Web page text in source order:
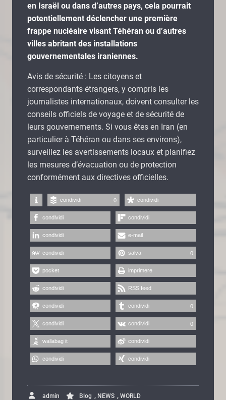
en Israël ou dans d’autres pays, cela pourrait
potentiellement déclencher une première
frappe nucléaire visant Téhéran ou d’autres
villes abritant des installations
gouvernementales iraniennes.
Avis de sécurité : Les citoyens et
correspondants étrangers, y compris les
journalistes internationaux, doivent consulter les
conseils officiels de voyage et de sécurité de
leurs gouvernements. Si vous êtes en Iran (en
particulier à Téhéran ou dans ses environs),
surveillez les avertissements locaux et planifiez
les mesures d’évacuation ou de protection
conformément aux directives officielles.
condividi 0 condividi
condividi condividi
condividi e-mail
condividi salva 0
pocket imprimere
condividi RSS feed
condividi condividi 0
condividi condividi 0
wallabag it condividi
condividi condividi
admin Blog , NEWS , WORLD